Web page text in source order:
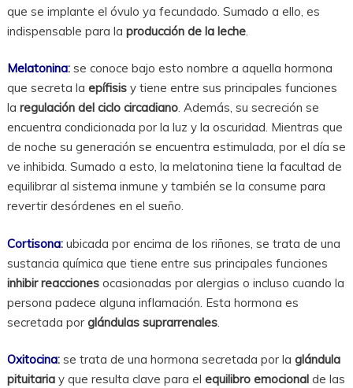
que se implante el óvulo ya fecundado. Sumado a ello, es
indispensable para la producción de la leche.
Melatonina: se conoce bajo esto nombre a aquella hormona
que secreta la epífisisy tiene entre sus principales funciones
la regulación del ciclo circadiano. Además, su secreción se
encuentra condicionada por la luz y la oscuridad. Mientras que
de noche su generación se encuentra estimulada, por el día se
ve inhibida. Sumado a esto, la melatonina tiene la facultad de
equilibrar al sistema inmune y también se la consume para
revertir desórdenes en el sueño.
Cortisona: ubicada por encima de los riñones, se trata de una
sustancia química que tiene entre sus principales funciones
inhibir reaccionesocasionadas por alergias o incluso cuando la
persona padece alguna inflamación. Esta hormona es
secretada por glándulas suprarrenales.
Oxitocina: se trata de una hormona secretada por la glándula
pituitariay que resulta clave para el equilibro emocionalde las